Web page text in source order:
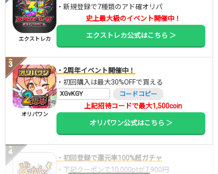
エクストレカ
・新規登録で7種類のアド確オリパ
史上最大級のイベント開催中！
エクストレカ公式はこちら ＞
オリパワン
・2周年イベント開催中！
・初回購入は最大30%OFFで買える
XGvKGY コードコピー
上記招待コードで最大1,500coin
オリパワン公式はこちら ＞
・初回登録で還元率100%超ガチャ
・下記クーポンで10,000ptが7,900円